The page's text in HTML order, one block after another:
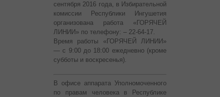
сентября 2016 года, в Избирательной
комиссии Республики Ингушетия
организована работа «ГОРЯЧЕЙ
ЛИНИИ» по телефону: – 22-64-17.
Время работы «ГОРЯЧЕЙ ЛИНИИ»
— с 9:00 до 18:00 ежедневно (кроме
субботы и воскресенья).
В офисе аппарата Уполномоченного
по правам человека в Республике